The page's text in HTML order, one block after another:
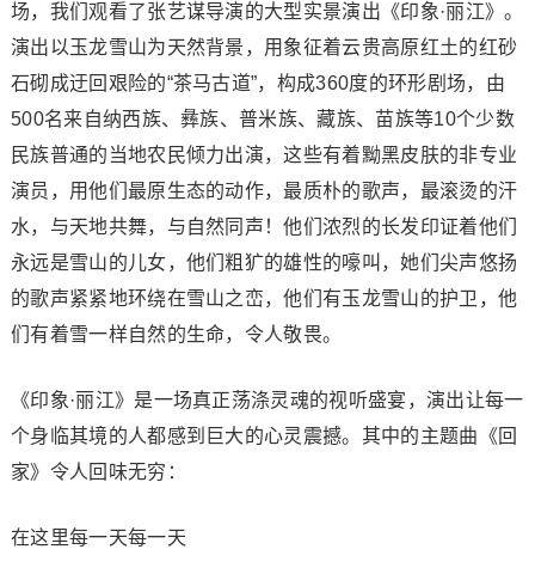
场，我们观看了张艺谋导演的大型实景演出《印象·丽江》。
演出以玉龙雪山为天然背景，用象征着云贵高原红土的红砂
石砌成迂回艰险的“茶马古道”，构成360度的环形剧场，由
500名来自纳西族、彝族、普米族、藏族、苗族等10个少数
民族普通的当地农民倾力出演，这些有着黝黑皮肤的非专业
演员，用他们最原生态的动作，最质朴的歌声，最滚烫的汗
水，与天地共舞，与自然同声！他们浓烈的长发印证着他们
永远是雪山的儿女，他们粗犷的雄性的嚎叫，她们尖声悠扬
的歌声紧紧地环绕在雪山之峦，他们有玉龙雪山的护卫，他
们有着雪一样自然的生命，令人敬畏。
《印象·丽江》是一场真正荡涤灵魂的视听盛宴，演出让每一
个身临其境的人都感到巨大的心灵震撼。其中的主题曲《回
家》令人回味无穷：
在这里每一天每一天